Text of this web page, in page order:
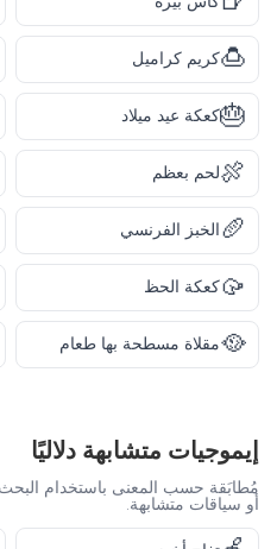
🍮كريم كراميل
🎂كعكة عيد ميلاد
🍖لحم بعظم
🥖الخبز الفرنسي
🥠كعكة الحظ
🥘مقلاة مسطحة بها طعام
إيموجيات متشابهة دلاليًا
مُطابَقة حسب المعنى باستخدام
أو سياقات متشابهة.